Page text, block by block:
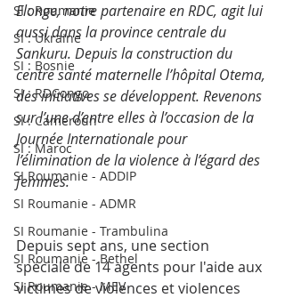
SI : Roumanie
SI : Ukraine
SI : Bosnie
SI : RDCongo
SI : Cameroun
SI : Maroc
SI Roumanie - ADDIP
SI Roumanie - ADMR
SI Roumanie - Trambulina
SI Roumanie - Bethel
SI Roumanie - MEV
Elonge, notre partenaire en RDC, agit lui
aussi dans la province centrale du
Sankuru. Depuis la construction du
centre santé maternelle l’hôpital Otema,
des initiatives se développent. Revenons
sur l’une d’entre elles à l’occasion de la
Journée Internationale pour
l’élimination de la violence à l’égard des
femmes.
Depuis sept ans, une section
spéciale de 14 agents pour l'aide aux
victimes de violences et violences